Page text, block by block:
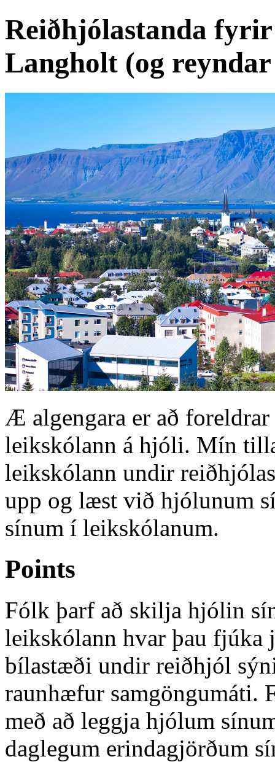
Reiðhjólastanda
Langholt (og
Æ algengara er að
leikskólann á hjóli. Mín
leikskólann undir
upp og læst við hjólunum
sínum í leikskólanum.
Points
Fólk þarf að skilja hjólin
leikskólann hvar þau fjúka
bílastæði undir reiðhjól
raunhæfur samgöngumáti.
með að leggja hjólum
daglegum erindagjörðum